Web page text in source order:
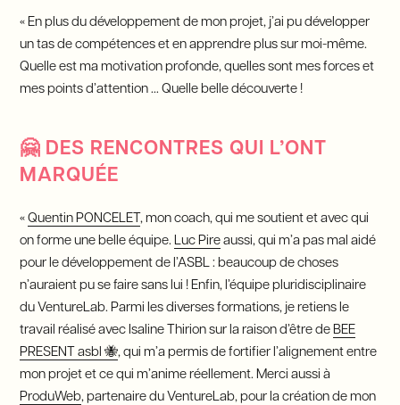
« En plus du développement de mon projet, j’ai pu développer
un tas de compétences et en apprendre plus sur moi-même.
Quelle est ma motivation profonde, quelles sont mes forces et
mes points d’attention … Quelle belle découverte !
🤗 DES RENCONTRES QUI L’ONT
MARQUÉE
«Quentin PONCELET, mon coach, qui me soutient et avec qui
on forme une belle équipe.Luc Pire aussi, qui m’a pas mal aidé
pour le développement de l’ASBL : beaucoup de choses
n’auraient pu se faire sans lui ! Enfin, l’équipe pluridisciplinaire
du VentureLab. Parmi les diverses formations, je retiens le
travail réalisé avec Isaline Thirion sur la raison d’être deBEE
PRESENT asbl 🐝, qui m’a permis de fortifier l’alignement entre
mon projet et ce qui m’anime réellement. Merci aussi à
ProduWeb, partenaire du VentureLab, pour la création de mon